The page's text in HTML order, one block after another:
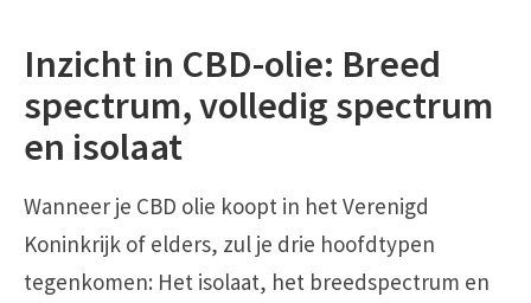
Inzicht in CBD-olie: Breed
spectrum, volledig spectrum
en isolaat
Wanneer je CBD olie koopt in het Verenigd
Koninkrijk of elders, zul je drie hoofdtypen
tegenkomen: Het isolaat, het breedspectrum en